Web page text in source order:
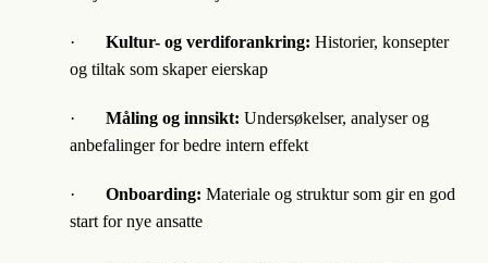
· Kultur- og verdiforankring: Historier, konsepter
og tiltak som skaper eierskap
· Måling og innsikt: Undersøkelser, analyser og
anbefalinger for bedre intern effekt
· Onboarding: Materiale og struktur som gir en god
start for nye ansatte